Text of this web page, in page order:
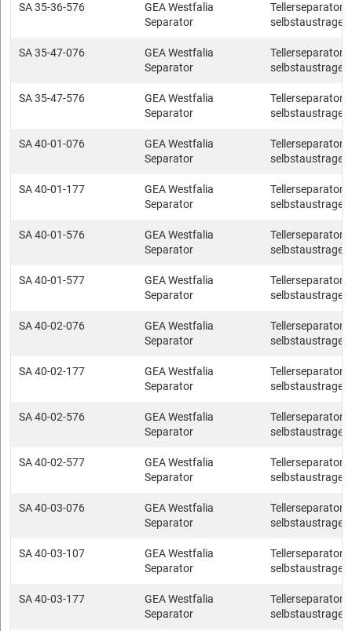
SA 35-36-576
GEA Westfalia
Separator
SA 35-47-076
GEA Westfalia
Separator
SA 35-47-576
GEA Westfalia
Separator
SA 40-01-076
GEA Westfalia
Separator
SA 40-01-177
GEA Westfalia
Separator
SA 40-01-576
GEA Westfalia
Separator
SA 40-01-577
GEA Westfalia
Separator
SA 40-02-076
GEA Westfalia
Separator
SA 40-02-177
GEA Westfalia
Separator
SA 40-02-576
GEA Westfalia
Separator
SA 40-02-577
GEA Westfalia
Separator
SA 40-03-076
GEA Westfalia
Separator
SA 40-03-107
GEA Westfalia
Separator
SA 40-03-177
GEA Westfalia
Separator